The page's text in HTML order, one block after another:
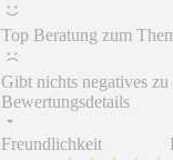
Top Beratung zum
Gibt nichts negatives zu
Bewertungsdetails
Freundlichkeit